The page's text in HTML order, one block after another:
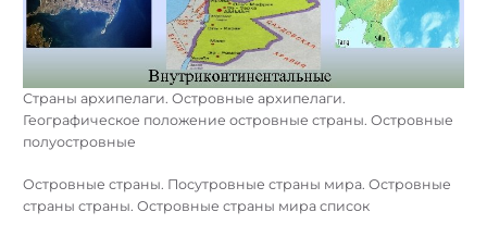
Страны архипелаги. Островные архипелаги.
Географическое положение островные страны. Островные
полуостровные
Островные страны. Посутровные страны мира. Островные
страны страны. Островные страны мира список